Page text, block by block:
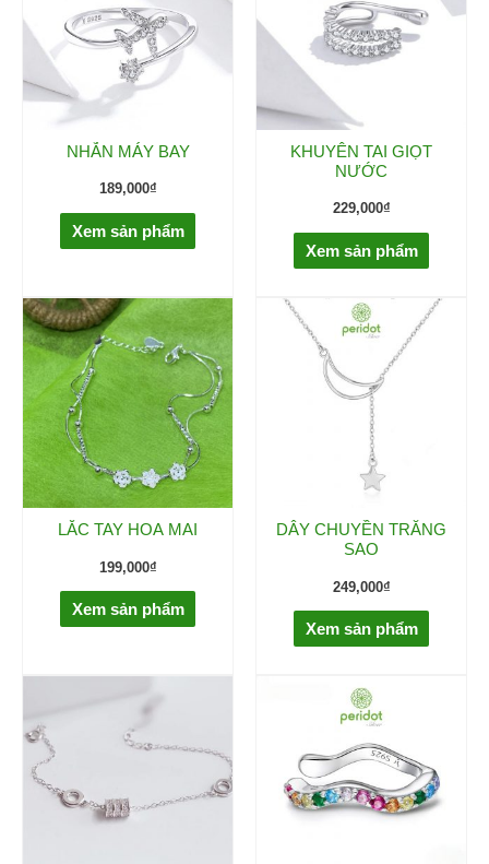
NHẪN MÁY BAY
189,000₫
Xem sản phẩm
KHUYÊN TAI GIỌT
NƯỚC
229,000₫
Xem sản phẩm
LẮC TAY HOA MAI
199,000₫
Xem sản phẩm
DÂY CHUYỀN TRĂNG
SAO
249,000₫
Xem sản phẩm